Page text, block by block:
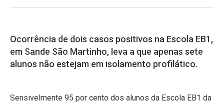
Ocorrência de dois casos positivos na Escola EB1,
em Sande São Martinho, leva a que apenas sete
alunos não estejam em isolamento profilático.
Sensivelmente 95 por cento dos alunos da Escola EB1 da